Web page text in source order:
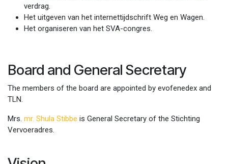
verdrag.
Het uitgeven van het internettijdschrift Weg en Wagen.
Het organiseren van het SVA-congres.
Board and General Secretary
The members of the board are appointed by evofenedex and
TLN.
Mrs. mr. Shula Stibbe is General Secretary of the Stichting
Vervoeradres.